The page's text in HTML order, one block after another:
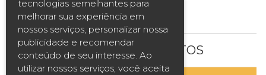
Curta Duração
Vestibular
ESTUDE AQUI
BOLSAS E DESCONTOS
tecnologias semelhantes para
melhorar sua experiência em
nossos serviços, personalizar nossa
publicidade e recomendar
conteúdo de seu interesse. Ao
utilizar nossos serviços, você aceita